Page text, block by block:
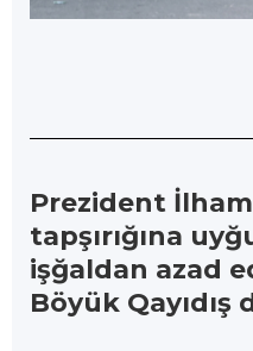
Prezident
tapşırığına
işğaldan azad
Böyük